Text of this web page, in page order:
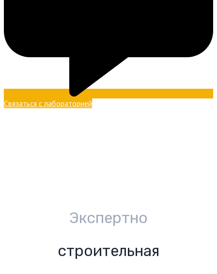
Связаться с лабораторией
Экспертно
строительная